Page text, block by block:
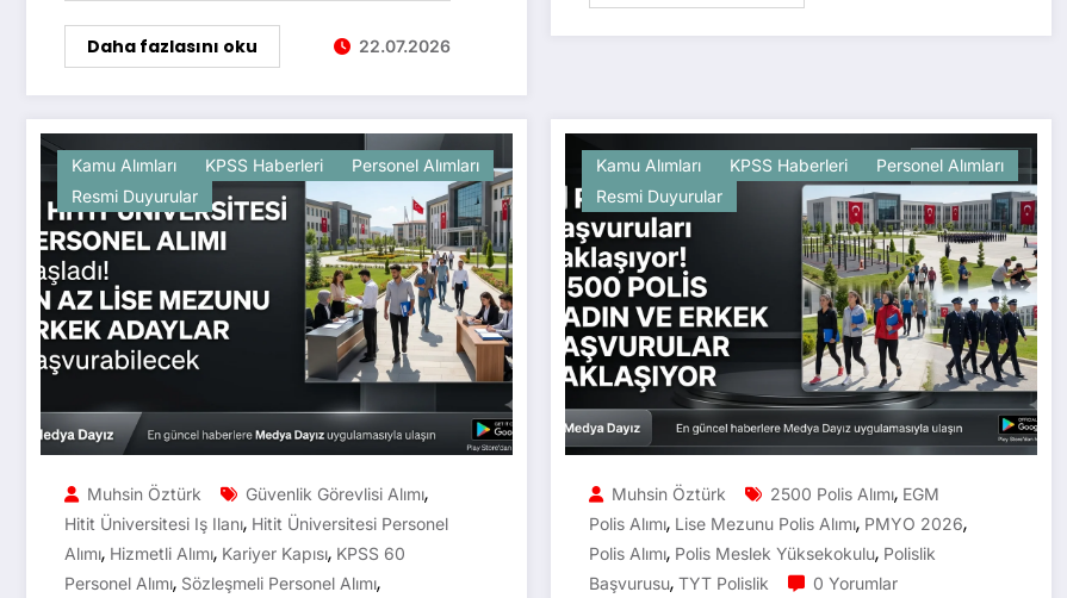
Daha fazlasını oku 22.07.2026
Kamu Alımları KPSS Haberleri
Personel Alımları
Resmi Duyurular
Muhsin Öztürk Güvenlik Görevlisi Alımı,
Hitit Üniversitesi Iş Ilanı, Hitit Üniversitesi Personel
Alımı, Hizmetli Alımı, Kariyer Kapısı, KPSS 60
Personel Alımı, Sözleşmeli Personel Alımı,
Kamu Alımları KPSS Haberleri
Personel Alımları
Resmi Duyurular
Muhsin Öztürk 2500 Polis Alımı, EGM
Polis Alımı, Lise Mezunu Polis Alımı, PMYO 2026,
Polis Alımı, Polis Meslek Yüksekokulu, Polislik
Başvurusu, TYT Polislik 0 Yorumlar